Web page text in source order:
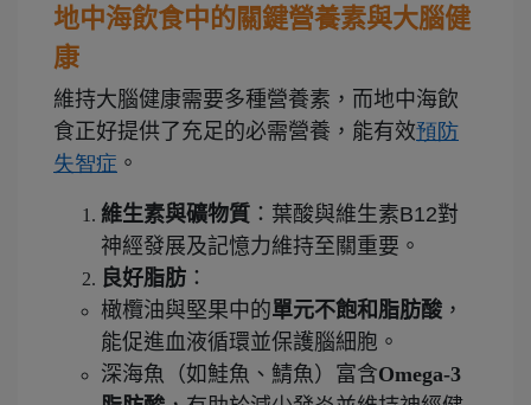
地中海飲食中的關鍵營養素與大腦健
康
維持大腦健康需要多種營養素，而地中海飲
食正好提供了充足的必需營養，能有效預防
失智症 。
維生素與礦物質 ：葉酸與維生素B12對
神經發展及記憶力維持至關重要。
良好脂肪 ：
橄欖油與堅果中的單元不飽和脂肪酸 ，
能促進血液循環並保護腦細胞。
深海魚（如鮭魚、鯖魚）富含Omega-3